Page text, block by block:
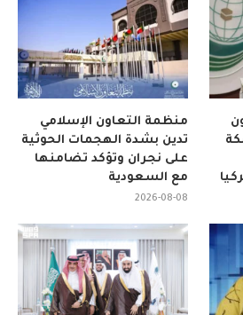
منظمة التعاون الإسلامي
تدين بشدة الهجمات الحوثية
على نجران وتؤكد تضامنها
مع السعودية
2026-08-08